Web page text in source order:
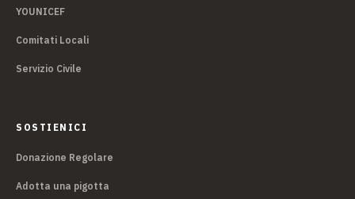
YOUNICEF
Comitati Locali
Servizio Civile
SOSTIENICI
Donazione Regolare
Adotta una pigotta